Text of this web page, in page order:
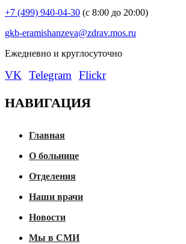
+7 (499) 940-04-30 (с 8:00 до 20:00)
gkb-eramishanzeva@zdrav.mos.ru
Eжедневно и круглосуточно
VK Telegram Flickr
НАВИГАЦИЯ
Главная
О больнице
Отделения
Наши врачи
Новости
Мы в СМИ